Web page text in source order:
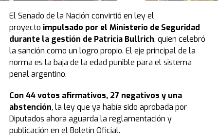
El Senado de la Nación convirtió en ley el
proyecto impulsado por el Ministerio de Seguridad
durante la gestión de Patricia Bullrich, quien celebró
la sanción como un logro propio. El eje principal de la
norma es la baja de la edad punible para el sistema
penal argentino.
Con 44 votos afirmativos, 27 negativos y una
abstención, la ley que ya había sido aprobada por
Diputados ahora aguarda la reglamentación y
publicación en el Boletín Oficial.